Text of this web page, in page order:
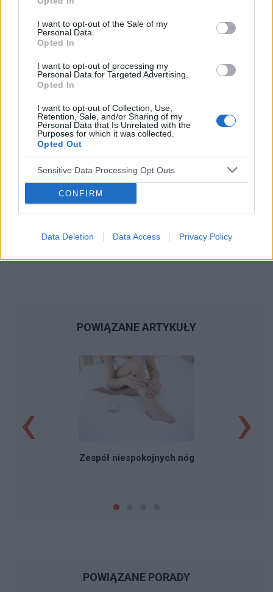
I want to opt-out of the Sale of my
Personal Data.
Opted In
I want to opt-out of processing my
Personal Data for Targeted Advertising.
Opted In
I want to opt-out of Collection, Use,
Retention, Sale, and/or Sharing of my
Personal Data that Is Unrelated with the
Purposes for which it was collected.
Opted Out
Sensitive Data Processing Opt Outs
CONFIRM
Data Deletion Data Access Privacy Policy
zespół tętnicy kręgo-podstawnej. Zabieg
dalej, trwają cały czas czasami silniejsze. W dniu
po zabiegu straszny ból głowy, zawroty,
samopoczucie, gorsze niż przed zabiegiem plus
ciśnienie 160/103 gdzie ciśnienia nigdy nie było.
do 130-140, to wyszło dobrze, na następny
dzień ciśnienie się wahało tzw skoki ciśnienia co
5 minut: 141/89 112/89 130/90 Itp. Czy ktoś z
państwa mail takie objawy? Czy będzie
możliwość że to jednorazowa sytuacja
pozabiegowa? Czy ktoś miał podobną sytuację
?
Tematy udar krwiak
Reklama:
POWIĄZANE ARTYKUŁY
Zespół niespokojnych nóg
‹ ›
POWIĄZANE PORADY